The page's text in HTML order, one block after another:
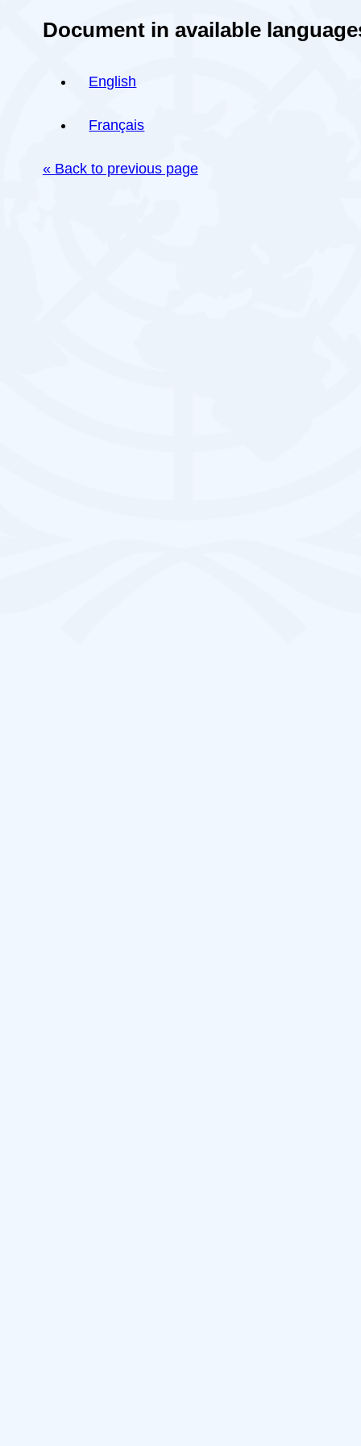
Document in available
English
Français
« Back to previous page